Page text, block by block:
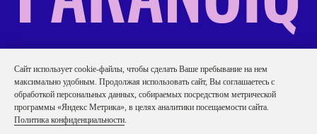
ИНН: 701719152740
Политика конфиденциальности
Согласие на обработку персональных данных
Caйт иcпoльзуeт cookie-фaйлы, чтобы сделать Ваше пребывание на нем
максимально удобным. Продолжая использовать сайт, Вы соглашаетесь с
обработкой персональных данных, собираемых посредством метрической
программы «Яндекс Метрика», в целях аналитики посещаемости сайта.
Политика конфиденциальности.